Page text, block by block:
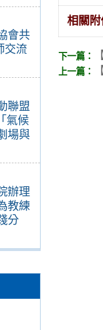
會共
交流
聯盟
氣候
場與
辦理
教練
分
相關